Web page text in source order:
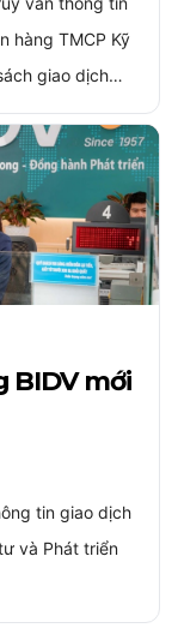
hàng TMCP Kỹ
giao dịch…
BIDV mới
tin giao dịch
và Phát triển